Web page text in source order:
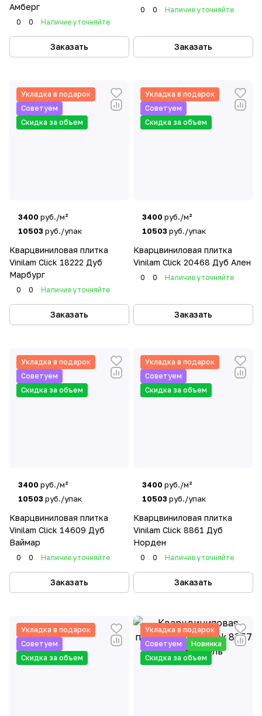
Амберг
0 0 Наличие уточняйте
Заказать
0 0 Наличие уточняйте
Заказать
Укладка в подарок
Советуем
Скидка за объем
3400 руб./м²
10503 руб./упак
Кварцвиниловая плитка
Vinilam Click 18222 Дуб
Марбург
0 0 Наличие уточняйте
Заказать
Укладка в подарок
Советуем
Скидка за объем
3400 руб./м²
10503 руб./упак
Кварцвиниловая плитка
Vinilam Click 20468 Дуб Ален
0 0 Наличие уточняйте
Заказать
Укладка в подарок
Советуем
Скидка за объем
3400 руб./м²
10503 руб./упак
Кварцвиниловая плитка
Vinilam Click 14609 Дуб
Ваймар
0 0 Наличие уточняйте
Заказать
Укладка в подарок
Советуем
Скидка за объем
3400 руб./м²
10503 руб./упак
Кварцвиниловая плитка
Vinilam Click 8861 Дуб
Норден
0 0 Наличие уточняйте
Заказать
Укладка в подарок
Советуем
Скидка за объем
Укладка в подарок
Советуем
Новинка
Скидка за объем